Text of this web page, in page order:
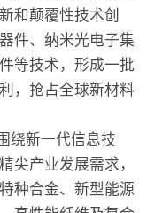
和颠覆性技术创
件、纳米光电子集
等技术，形成一批
，抢占全球新材料
新一代信息技
尖产业发展需求，
种合金、新型能源